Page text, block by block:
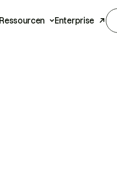
Ressourcen Enterprise